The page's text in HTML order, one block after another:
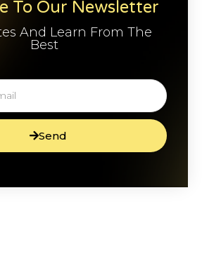
To Our Newsletter
And Learn From The
Best
Send